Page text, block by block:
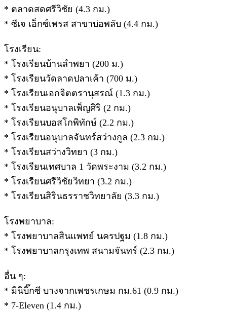
* ตลาดสดศรีวิชัย (4.3 กม.)
* ซีเจ เอ็กซ์เพรส สาขาบ่อพลับ (4.4 กม.)
โรงเรียน:
* โรงเรียนบ้านลำพยา (200 ม.)
* โรงเรียนวัดลาดปลาเค้า (700 ม.)
* โรงเรียนเอกจิตตรานุสรณ์ (1.3 กม.)
* โรงเรียนอนุบาลเพ็ญศิริ (2 กม.)
* โรงเรียนบอสโกพิทักษ์ (2.2 กม.)
* โรงเรียนอนุบาลจันทร์สว่างกูล (2.3 กม.)
* โรงเรียนสว่างวิทยา (3 กม.)
* โรงเรียนเทศบาล 1 วัดพระงาม (3.2 กม.)
* โรงเรียนศรีวิชัยวิทยา (3.2 กม.)
* โรงเรียนสิรินธรราชวิทยาลัย (3.3 กม.)
โรงพยาบาล:
* โรงพยาบาลสินแพทย์ นครปฐม (1.8 กม.)
* โรงพยาบาลกรุงเทพ สนามจันทร์ (2.3 กม.)
อื่น ๆ:
* มินิบิ๊กซี บางจากเพชรเกษม กม.61 (0.9 กม.)
* 7-Eleven (1.4 กม.)